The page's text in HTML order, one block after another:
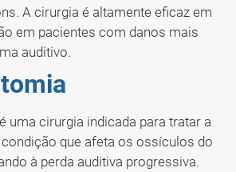
A cirurgia é altamente eficaz em
em pacientes com danos mais
auditivo.
uma cirurgia indicada para tratar a
que afeta os ossículos do
à perda auditiva progressiva.